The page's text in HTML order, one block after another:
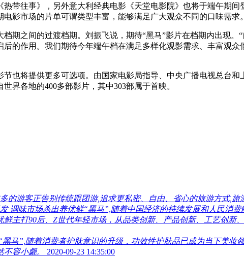
带往事》，另外意大利经典电影《天堂电影院》也将于端午期
影市场的片单可谓类型丰富，能够满足广大观众不同的口味需求
之间的过渡档期。刘振飞说，期待“黑马”影片在档期内出现。“
的作用。我们期待今年端午档在满足多样化观影需求、丰富观众
将提供更多可选项。由国家电影局指导、中央广播电视总台和
界各地的400多部影片，其中303部属于首映。
的游客正告别传统跟团游,追求更私密、自由、省心的旅游方式,旅
调味市场杀出养优鲜“黑马”,随着中国经济的持续发展和人民消
主打90后、Z世代年轻市场，从品类创新、产品创新、工艺创新
黑马”,随着消费者护肤意识的升级，功效性护肤品已成为当下
容小觑。
2020-09-23 14:35:00